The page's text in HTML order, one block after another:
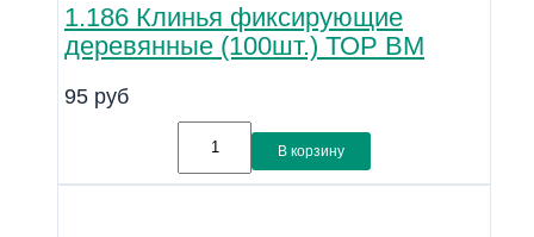
1.186 Клинья фиксирующие
деревянные (100шт.) ТОР ВМ
95 руб
В корзину